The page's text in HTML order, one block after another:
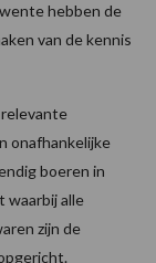
hebben de
van de kennis
onafhankelijke
boeren in
waarbij alle
zijn de